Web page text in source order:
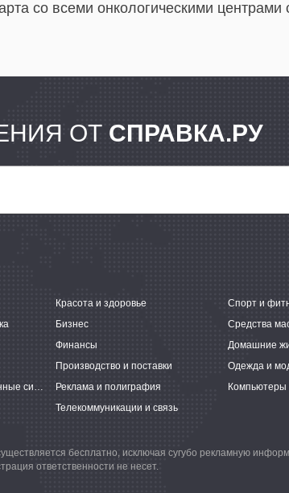
со всеми онкологическими центрами
ОТ СПРАВКА.РУ
Красота и здоровье
Спорт и
Бизнес
Средства
Финансы
Домашние
Производство и поставки
Одежда и
Справочно-информационные системы Реклама и полиграфия
Компьютеры
Телекоммуникации и связь
бесплатно, исключая сугубо рекламную
ответственности не несет.